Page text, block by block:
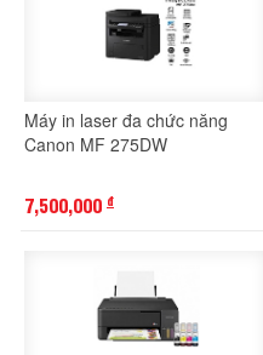
Máy in laser đa chức năng
Canon MF 275DW
7,500,000 đ